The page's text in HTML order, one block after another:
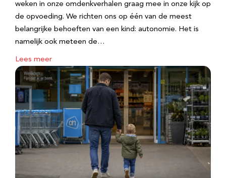
weken in onze omdenkverhalen graag mee in onze kijk op
de opvoeding. We richten ons op één van de meest
belangrijke behoeften van een kind: autonomie. Het is
namelijk ook meteen de…
Lees meer